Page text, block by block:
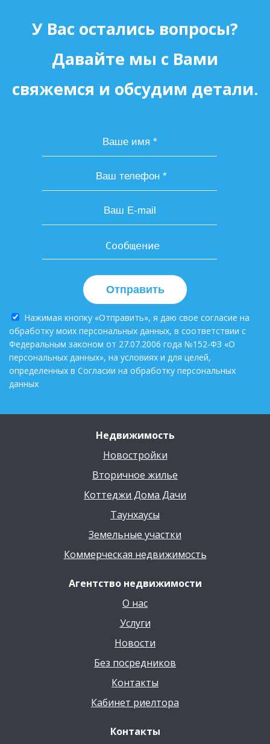
У Вас остались вопросы?
Давайте мы с Вами
свяжемся и обсудим детали.
Отправить
Нажимая кнопку «Отправить», я даю свое согласие на
обработку моих персональных данных, в соответствии с
Федеральным законом от 27.07.2006 года №152-ФЗ «О
персональных данных», на условиях и для целей,
определенных в Согласии на обработку персональных
данных
Недвижимость
Новостройки
Вторичное жилье
Коттеджи Дома Дачи
Таунхаусы
Земельные участки
Коммерческая недвижимость
Агентство недвижимости
О нас
Услуги
Новости
Без посредников
Контакты
Кабинет риелтора
Контакты